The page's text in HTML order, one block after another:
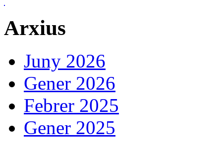
Arxius
Juny 2026
Gener 2026
Febrer 2025
Gener 2025